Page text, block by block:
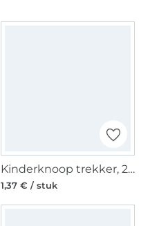
Kinderknoop trekker, 23 mm, blauw
1,37 € / stuk